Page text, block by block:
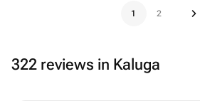
1 2
322 reviews in Kaluga